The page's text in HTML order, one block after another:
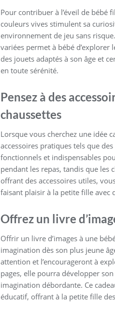
Pour contribuer à l’éveil de bébé
couleurs vives stimulent sa
environnement de jeu sans
variées permet à bébé d’explorer
des jouets adaptés à son âge et
en toute sérénité.
Pensez à des
chaussettes
Lorsque vous cherchez une idée
accessoires pratiques tels que
fonctionnels et indispensables
pendant les repas, tandis que les
offrant des accessoires utiles,
faisant plaisir à la petite fille avec
Offrez un livre
Offrir un livre d’images à une
imagination dès son plus jeune
attention et l’encourageront à
pages, elle pourra développer
imagination débordante. Ce
éducatif, offrant à la petite fille